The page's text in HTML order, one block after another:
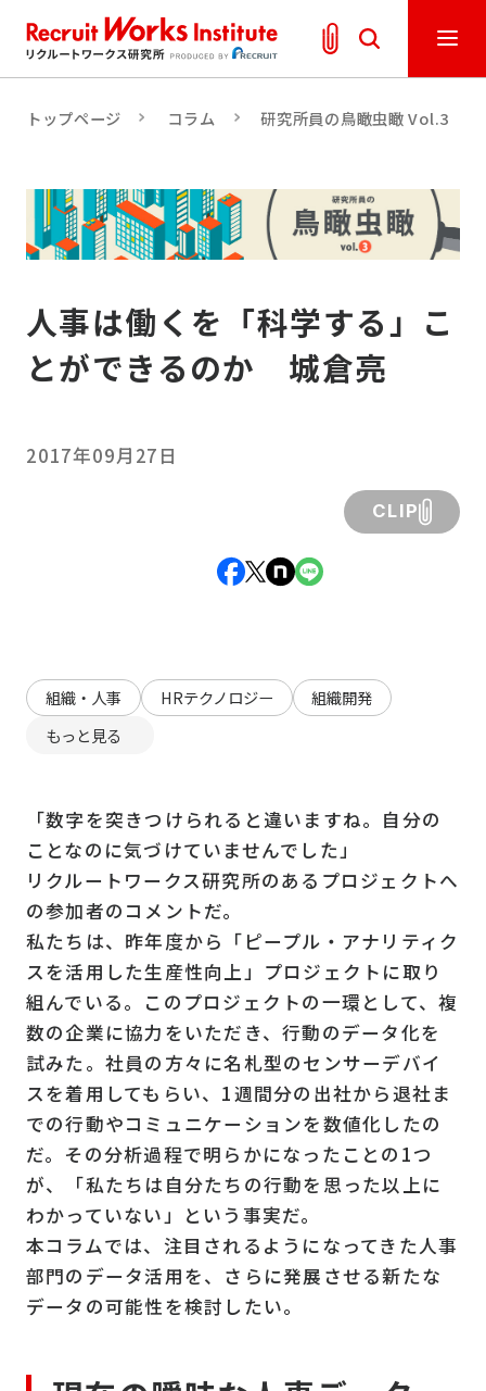
トップページ コラム 研究所員の鳥瞰虫瞰 Vol.3
人事は働くを「科学する」こ
とができるのか 城倉亮
2017年09月27日
CLIP
組織・人事 HRテクノロジー
組織開発
もっと見る
「数字を突きつけられると違いますね。自分の
ことなのに気づけていませんでした」
リクルートワークス研究所のあるプロジェクトへ
の参加者のコメントだ。
私たちは、昨年度から「ピープル・アナリティク
スを活用した生産性向上」プロジェクトに取り
組んでいる。このプロジェクトの一環として、複
数の企業に協力をいただき、行動のデータ化を
試みた。社員の方々に名札型のセンサーデバイ
スを着用してもらい、1週間分の出社から退社ま
での行動やコミュニケーションを数値化したの
だ。その分析過程で明らかになったことの1つ
が、「私たちは自分たちの行動を思った以上に
わかっていない」という事実だ。
本コラムでは、注目されるようになってきた人事
部門のデータ活用を、さらに発展させる新たな
データの可能性を検討したい。